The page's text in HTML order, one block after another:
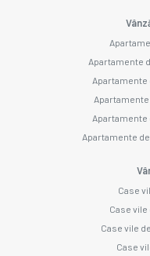
Apartamente
Apartamente
Apartamente
Apartamente
Case
Case
Case vile
Case